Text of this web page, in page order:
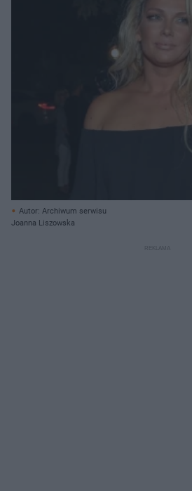
Autor: Archiwum serwisu
Joanna Liszowska